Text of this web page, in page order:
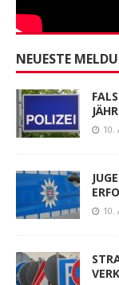
NEUESTE
10.
10.